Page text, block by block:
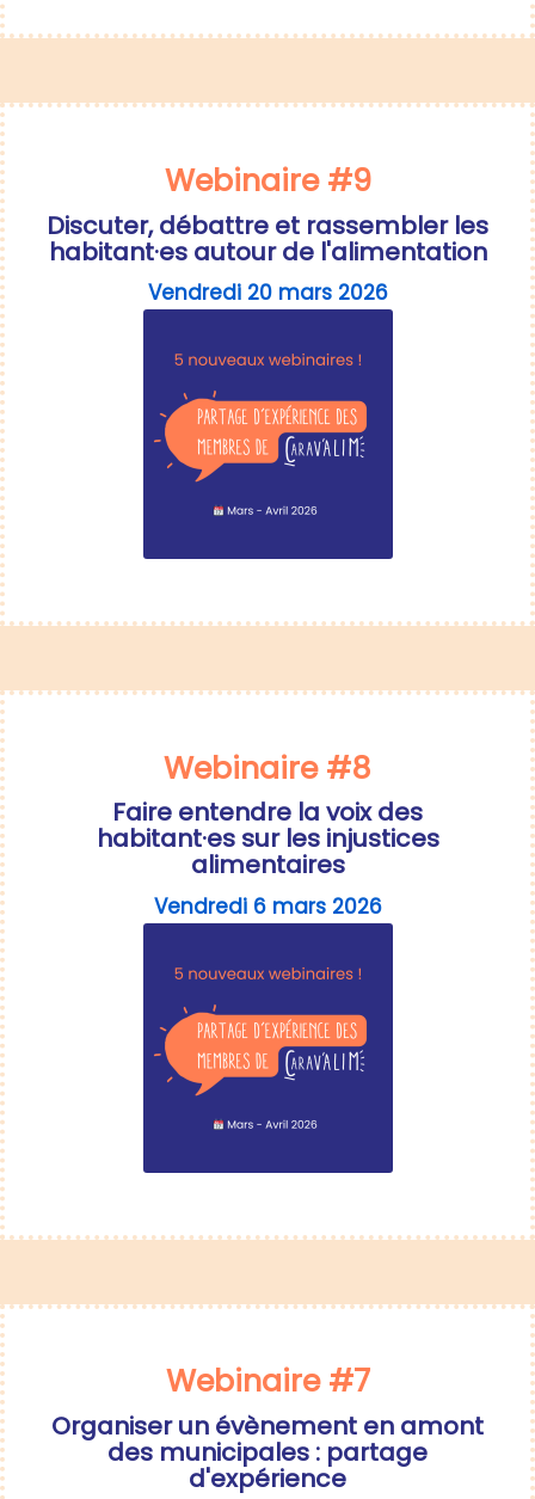
Webinaire #9
Discuter, débattre et rassembler les
habitant·es autour de l'alimentation
Vendredi 20 mars 2026
Webinaire #8
Faire entendre la voix des
habitant·es sur les injustices
alimentaires
Vendredi 6 mars 2026
Webinaire #7
Organiser un évènement en amont
des municipales : partage
d'expérience